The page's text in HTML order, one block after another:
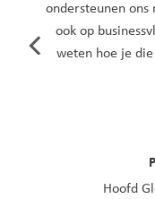
ondersteunen
ook op
weten hoe je
Hoofd